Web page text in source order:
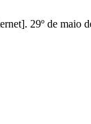
de maio de